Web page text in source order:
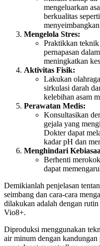
mengeluarkan
berkualitas
Mengelola Stres:
Praktikkan teknik
pernapasan
meningkatkan
Aktivitas Fisik:
Lakukan
sirkulasi darah
kelebihan asam
Perawatan Medis:
Konsultasikan
gejala yang
Dokter dapat
kadar pH dan
Menghindari
Berhenti
dapat
Demikianlah penjelasan
seimbang dan cara-cara
dilakukan adalah dengan
Vio8+.
Diproduksi menggunakan
air minum dengan